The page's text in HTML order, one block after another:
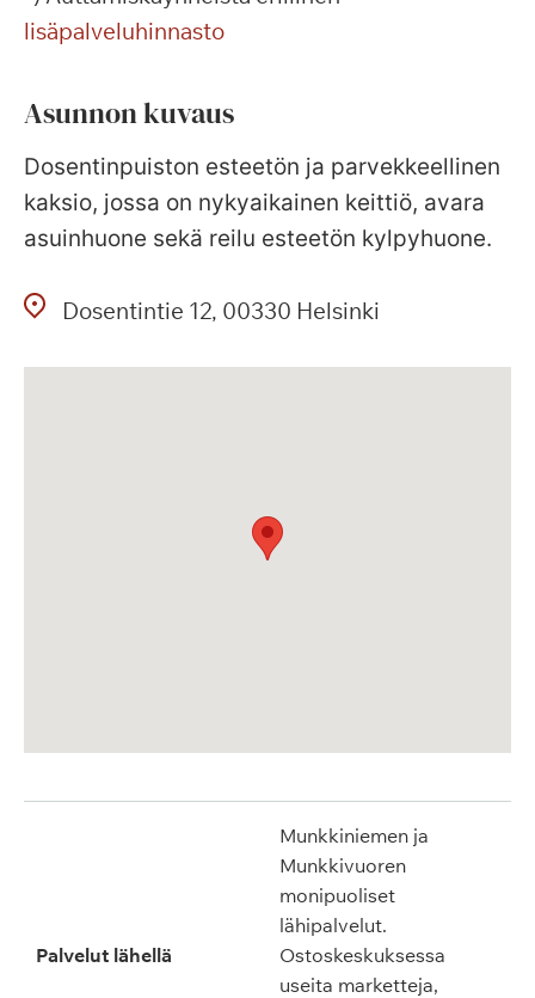
lisäpalveluhinnasto
Asunnon kuvaus
Dosentinpuiston esteetön ja parvekkeellinen
kaksio, jossa on nykyaikainen keittiö, avara
asuinhuone sekä reilu esteetön kylpyhuone.
Dosentintie 12 00330 Helsinki
Palvelut lähellä
Munkkiniemen ja
Munkkivuoren
monipuoliset
lähipalvelut.
Ostoskeskuksessa
useita marketteja,